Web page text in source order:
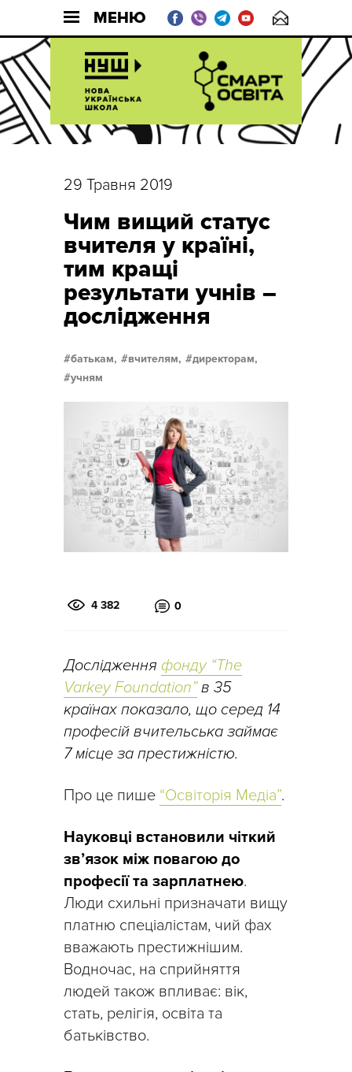
МЕНЮ
29 Травня 2019
Чим вищий статус
вчителя у країні,
тим кращі
результати учнів –
дослідження
батькам, вчителям,
директорам,
учням
4 382 0
Дослідження фонду “The
Varkey Foundation”в 35
країнах показало, що серед 14
професій вчительська займає
7 місце за престижністю.
Про це пише “Освіторія Медіа”.
Науковці встановили чіткий
зв’язок між повагою до
професії та зарплатнею.
Люди схильні призначати вищу
платню спеціалістам, чий фах
вважають престижнішим.
Водночас, на сприйняття
людей також впливає: вік,
стать, релігія, освіта та
батьківство.